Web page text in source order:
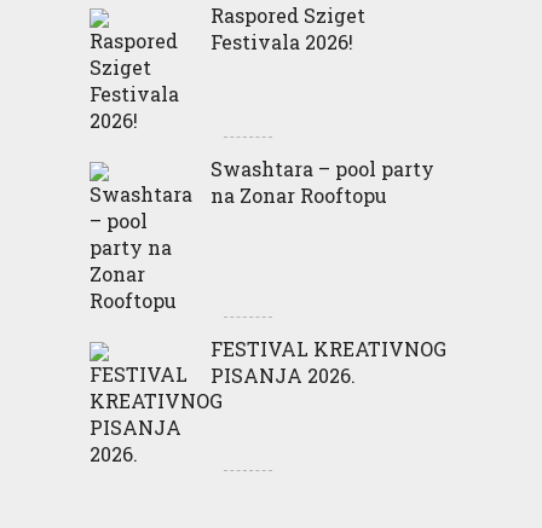
Raspored Sziget
Festivala 2026!
Swashtara – pool party
na Zonar Rooftopu
FESTIVAL KREATIVNOG
PISANJA 2026.